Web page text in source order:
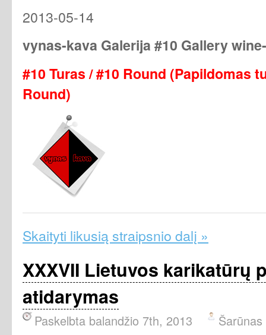
2013-05-14
vynas-kava Galerija #10 Gallery
#10 Turas / #10 Round (Papildomas
Round)
Skaityti likusią straipsnio dalį »
XXXVII Lietuvos karikatūrų
atidarymas
Paskelbta balandžio 7th, 2013 Šarūnas